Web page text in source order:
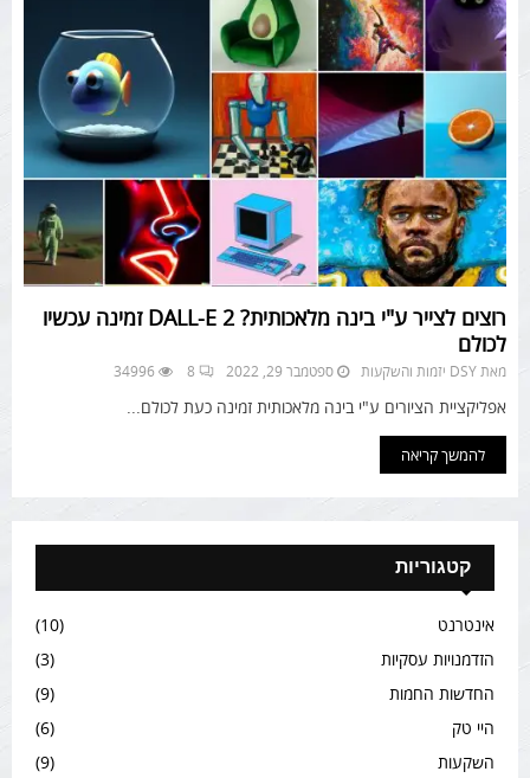
רוצים לצייר ע"י בינה מלאכותית? DALL-E 2 זמינה עכשיו
לכולם
מאתDSY יזמות והשקעות ספטמבר 29, 2022 8
34996
אפליקציית הציורים ע"י בינה מלאכותית זמינה כעת לכולם...
להמשך קריאה
קטגוריות
אינטרנט
(10)
הזדמנויות עסקיות
(3)
החדשות החמות
(9)
היי טק
(6)
השקעות
(9)